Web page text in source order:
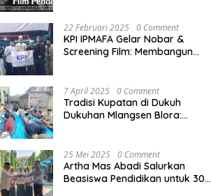
22 Februari 2025 0 Comment
KPI IPMAFA Gelar Nobar &
Screening Film: Membangun
7 April 2025 0 Comment
Tradisi Kupatan di Dukuh
Dukuhan Mlangsen Blora:
25 Mei 2025 0 Comment
Artha Mas Abadi Salurkan
Beasiswa Pendidikan untuk 300